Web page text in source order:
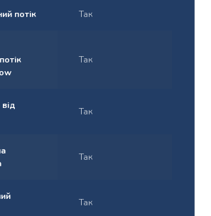
потік Так
Так
Так
Так
Так